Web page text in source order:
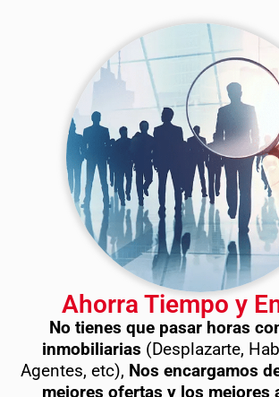
Ahorra Tiempo y
No tienes que pasar horas
inmobiliarias (Desplazarte,
Agentes, etc), Nos encargamos
mejores ofertas y los mejores